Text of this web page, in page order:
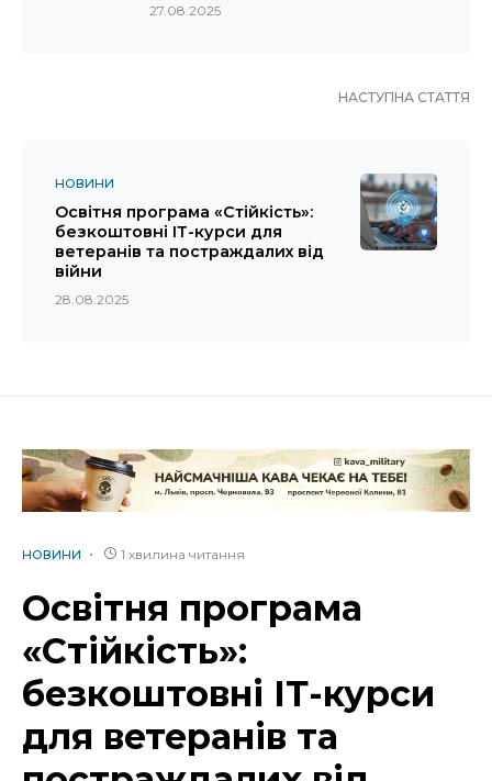
27.08.2025
НАСТУПНА СТАТТЯ
НОВИНИ
Освітня програма «Стійкість»:
безкоштовні ІТ-курси для
ветеранів та постраждалих від
війни
28.08.2025
НОВИНИ 1 хвилина читання
Освітня програма
«Стійкість»:
безкоштовні ІТ-курси
для ветеранів та